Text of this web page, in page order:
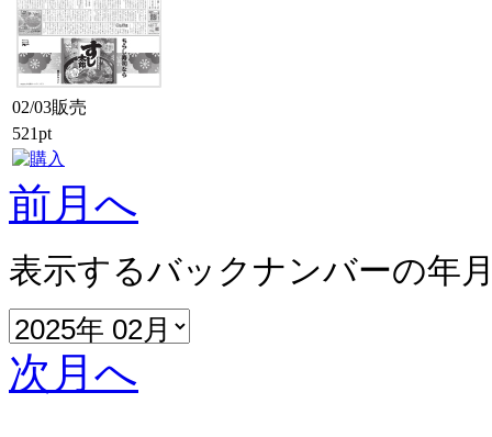
02/03販売
521pt
前月へ
表示するバックナンバーの年
次月へ